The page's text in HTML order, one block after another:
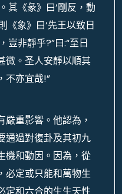
其《彖》曰‘剛反，動
《象》曰‘先王以致日
豈非靜乎?”曰:“至日
微。圣人安靜以順其
不亦宜哉!”
重影響。他認為，
通過對復卦及其初九
機和動因。因為，從
必定或只能和萬物生